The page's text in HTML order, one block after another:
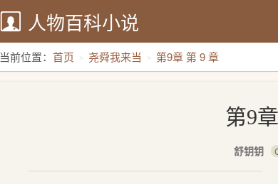
人物百科小说
当前位置： 首页 尧舜我来当 第9章 第 9 章
第9
舒钥钥